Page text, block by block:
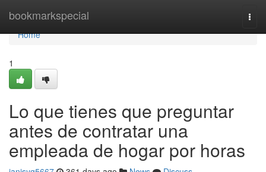
bookmarkspecial
Home
Home
1
Lo que tienes que preguntar
antes de contratar una
empleada de hogar por horas